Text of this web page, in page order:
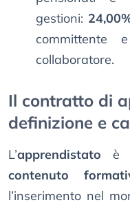
gestioni:
collaboratore.
Il contratto di
definizione e
L’apprendistato è
contenuto
l’inserimento nel